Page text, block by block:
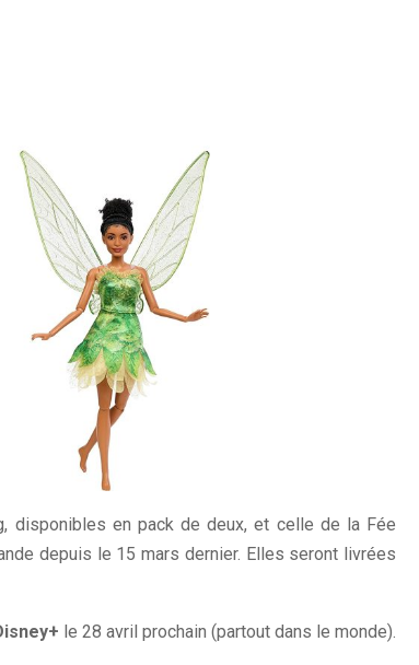
disponibles en pack de deux, et celle de la Fée
depuis le 15 mars dernier. Elles seront livrées
le 28 avril prochain (partout dans le monde).